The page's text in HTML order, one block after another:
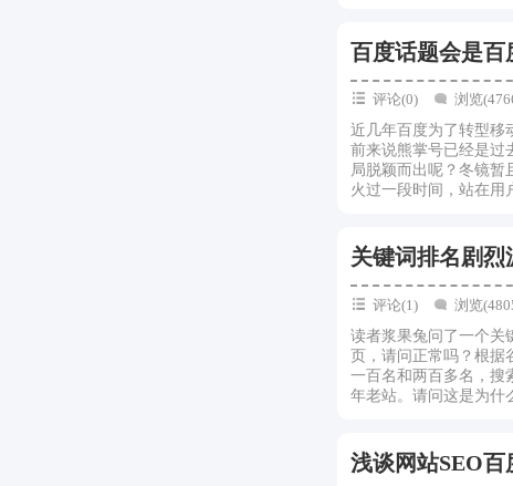
百度话题会是百
评论(0)
浏览
近几年百度为了转型移
前来说熊掌号已经是过
局脱颖而出呢？冬镜暂
火过一段时间，站在用
关键词排名剧烈
评论(1)
浏览
读者浆果兔问了一个关
页，请问正常吗？根据
一百名和两百多名，搜
年老站。请问这是为什
浅谈网站SEO